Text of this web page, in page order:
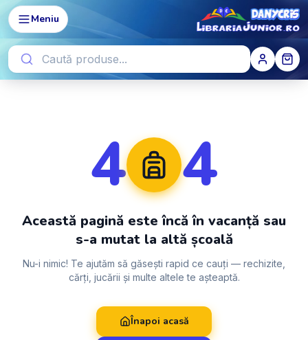
Meniu
4 4
Această pagină este încă în vacanță sau
s-a mutat la altă școală
Nu-i nimic! Te ajutăm să găsești rapid ce cauți — rechizite,
cărți, jucării și multe altele te așteaptă.
Înapoi acasă